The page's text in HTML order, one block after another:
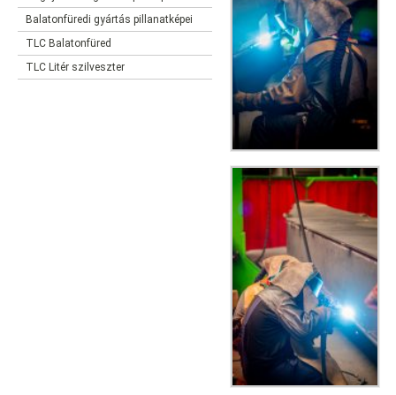
Balatonfüredi gyártás pillanatképei
TLC Balatonfüred
TLC Litér szilveszter